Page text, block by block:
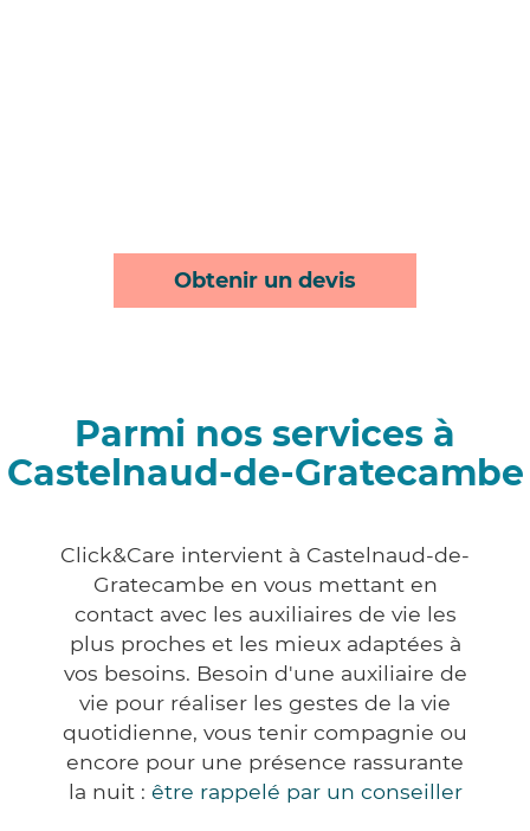
Obtenir un devis
Parmi nos services à
Castelnaud-de-Gratecambe
Click&Care intervient à Castelnaud-de-
Gratecambe en vous mettant en
contact avec les auxiliaires de vie les
plus proches et les mieux adaptées à
vos besoins. Besoin d'une auxiliaire de
vie pour réaliser les gestes de la vie
quotidienne, vous tenir compagnie ou
encore pour une présence rassurante
la nuit : être rappelé par un conseiller